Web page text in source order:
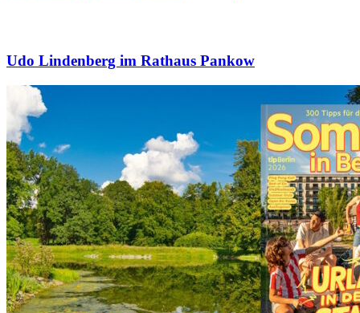
Udo Lindenberg im Rathaus Pankow